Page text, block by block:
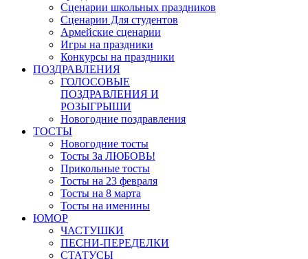
Сценарии школьных праздников
Сценарии Для студентов
Армейские сценарии
Игры на праздники
Конкурсы на праздники
ПОЗДРАВЛЕНИЯ
ГОЛОСОВЫЕ
ПОЗДРАВЛЕНИЯ И
РОЗЫГРЫШИ
Новогодние поздравления
ТОСТЫ
Новогодние тосты
Тосты За ЛЮБОВЬ!
Прикольные тосты
Тосты на 23 февраля
Тосты на 8 марта
Тосты на именины
ЮМОР
ЧАСТУШКИ
ПЕСНИ-ПЕРЕДЕЛКИ
СТАТУСЫ